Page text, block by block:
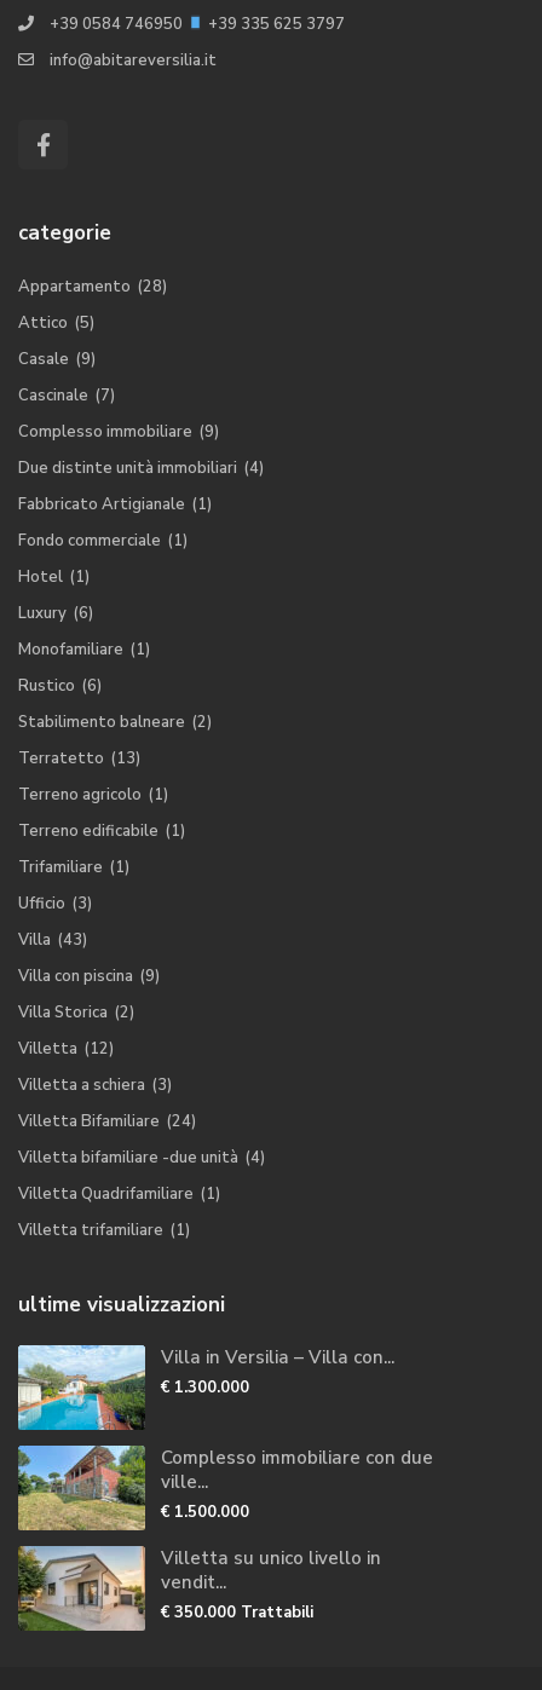
+39 0584 746950
+39 335 625 3797
info@abitareversilia.it
categorie
Appartamento (28)
Attico (5)
Casale (9)
Cascinale (7)
Complesso immobiliare (9)
Due distinte unità immobiliari (4)
Fabbricato Artigianale (1)
Fondo commerciale (1)
Hotel (1)
Luxury (6)
Monofamiliare (1)
Rustico (6)
Stabilimento balneare (2)
Terratetto (13)
Terreno agricolo (1)
Terreno edificabile (1)
Trifamiliare (1)
Ufficio (3)
Villa (43)
Villa con piscina (9)
Villa Storica (2)
Villetta (12)
Villetta a schiera (3)
Villetta Bifamiliare (24)
Villetta bifamiliare -due unità (4)
Villetta Quadrifamiliare (1)
Villetta trifamiliare (1)
ultime visualizzazioni
Villa in Versilia – Villa con...
€ 1.300.000
Complesso immobiliare con due
ville...
€ 1.500.000
Villetta su unico livello in
vendit...
€ 350.000 Trattabili